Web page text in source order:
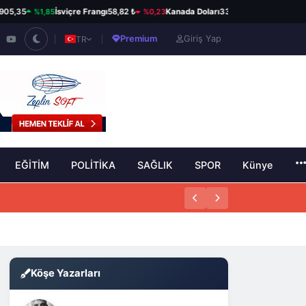
%1,85İsviçre Frangı58,82 ₺ %0,23Kanada Doları33,98 ₺
TR Premium Giriş Yap
EĞİTİM POLİTİKA SAĞLIK SPOR Künye
Köşe Yazarları